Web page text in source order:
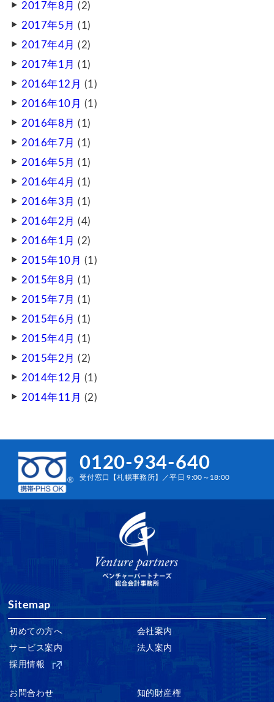
2017年8月 (2)
2017年5月 (1)
2017年4月 (2)
2017年1月 (1)
2016年12月 (1)
2016年10月 (1)
2016年8月 (1)
2016年7月 (1)
2016年5月 (1)
2016年4月 (1)
2016年3月 (1)
2016年2月 (4)
2016年1月 (2)
2015年10月 (1)
2015年8月 (1)
2015年7月 (1)
2015年6月 (1)
2015年4月 (1)
2015年2月 (2)
2014年12月 (1)
2014年11月 (2)
0120-934-640
受付窓口【札幌事務所】／平日 9:00～18:00
Sitemap
初めての方へ
会社案内
サービス案内
法人案内
採用情報
お問合わせ 知的財産権